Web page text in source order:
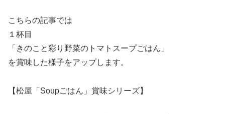
こちらの記事では
１杯目
「きのこと彩り野菜のトマトスープごはん」
を賞味した様子をアップします。
【松屋「Soupごはん」賞味シリーズ】